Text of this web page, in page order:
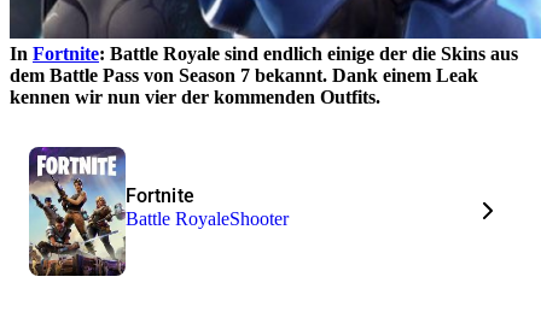
In Fortnite: Battle Royale sind endlich einige der die Skins aus
dem Battle Pass von Season 7 bekannt. Dank einem Leak
kennen wir nun vier der kommenden Outfits.
Fortnite
Battle RoyaleShooter